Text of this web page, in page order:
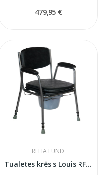
479,95 €
REHA FUND
Tualetes krēsls Louis RF840